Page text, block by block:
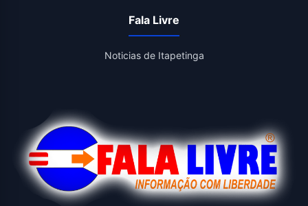
Fala Livre
Noticias de Itapetinga